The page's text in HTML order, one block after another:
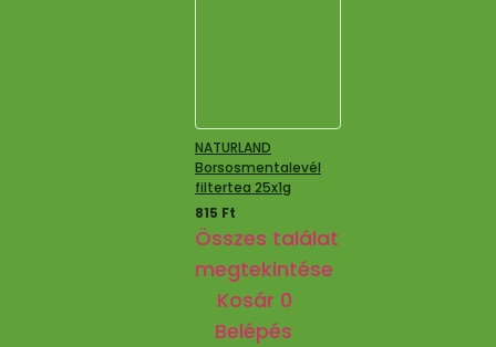
NATURLAND
Borsosmentalevél
filtertea 25x1g
815 Ft
Összes találat
megtekintése
Kosár 0
Belépés